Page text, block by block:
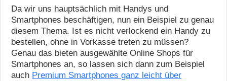
Da wir uns hauptsächlich mit Handys und
Smartphones beschäftigen, nun ein Beispiel zu genau
diesem Thema. Ist es nicht verlockend ein Handy zu
bestellen, ohne in Vorkasse treten zu müssen?
Genau das bieten ausgewählte Online Shops für
Smartphones an, so lassen sich dann zum Beispiel
auch Premium Smartphones ganz leicht über